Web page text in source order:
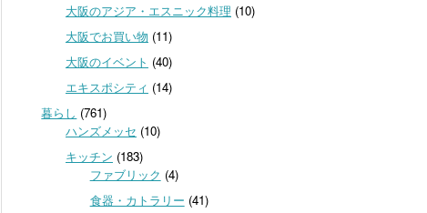
大阪のアジア・エスニック料理 (10)
大阪でお買い物 (11)
大阪のイベント (40)
エキスポシティ (14)
暮らし (761)
ハンズメッセ (10)
キッチン (183)
ファブリック (4)
食器・カトラリー (41)